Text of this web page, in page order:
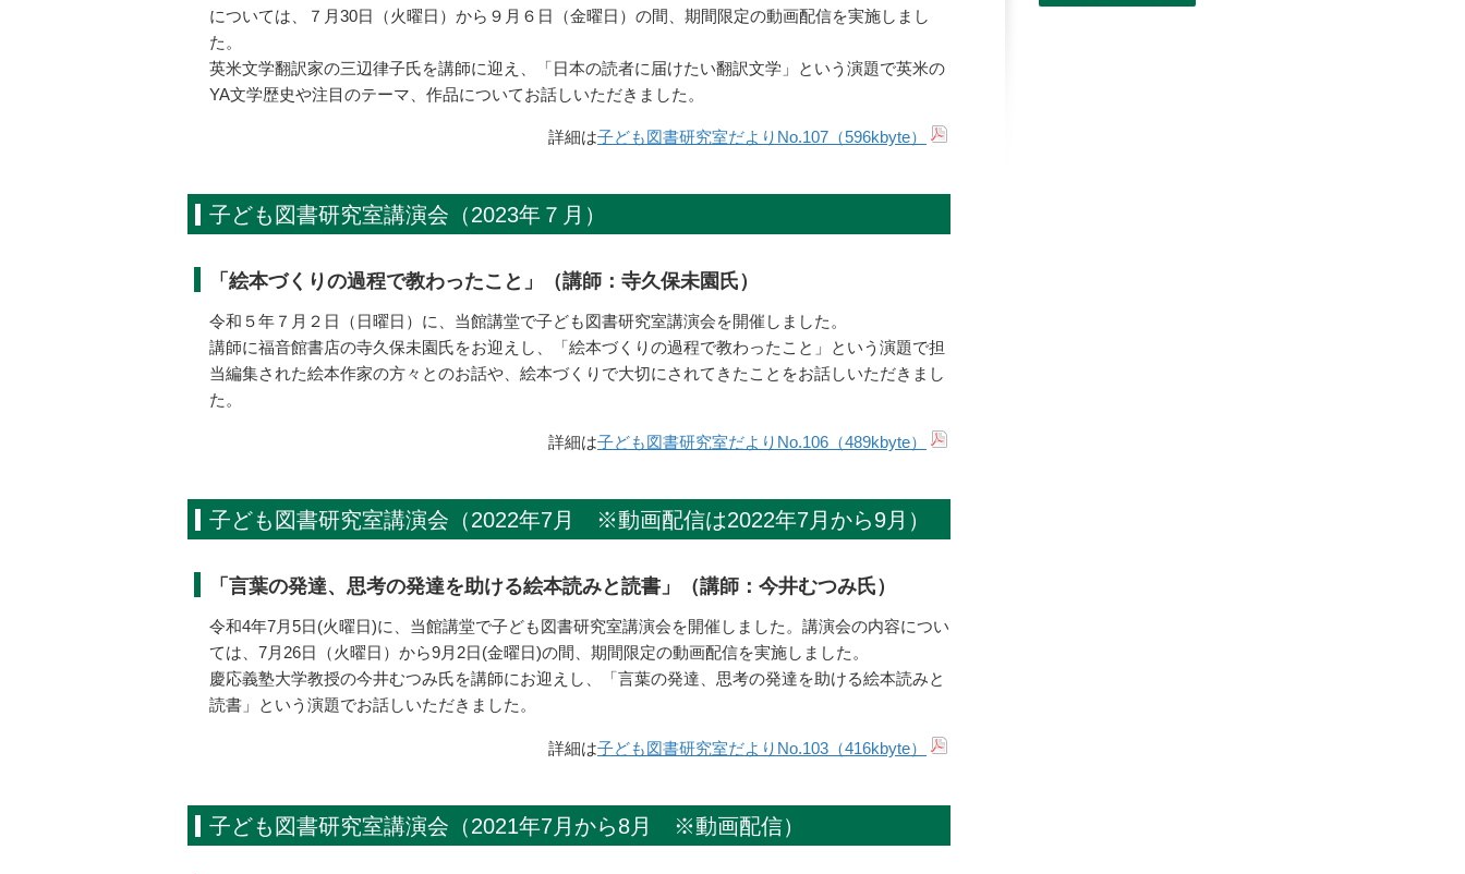
については、７月30日（火曜日）から９月６日（金曜日）の間、期間限定の動画配信を実施しまし
た。
英米文学翻訳家の三辺律子氏を講師に迎え、「日本の読者に届けたい翻訳文学」という演題で英米の
YA文学歴史や注目のテーマ、作品についてお話しいただきました。
詳細は子ども図書研究室だよりNo.107（596kbyte）
子ども図書研究室講演会（2023年７月）
「絵本づくりの過程で教わったこと」（講師：寺久保未園氏）
令和５年７月２日（日曜日）に、当館講堂で子ども図書研究室講演会を開催しました。
講師に福音館書店の寺久保未園氏をお迎えし、「絵本づくりの過程で教わったこと」という演題で担
当編集された絵本作家の方々とのお話や、絵本づくりで大切にされてきたことをお話しいただきまし
た。
詳細は子ども図書研究室だよりNo.106（489kbyte）
子ども図書研究室講演会（2022年7月 ※動画配信は2022年7月から9月）
「言葉の発達、思考の発達を助ける絵本読みと読書」（講師：今井むつみ氏）
令和4年7月5日(火曜日)に、当館講堂で子ども図書研究室講演会を開催しました。講演会の内容につい
ては、7月26日（火曜日）から9月2日(金曜日)の間、期間限定の動画配信を実施しました。
慶応義塾大学教授の今井むつみ氏を講師にお迎えし、「言葉の発達、思考の発達を助ける絵本読みと
読書」という演題でお話しいただきました。
詳細は子ども図書研究室だよりNo.103（416kbyte）
子ども図書研究室講演会（2021年7月から8月 ※動画配信）